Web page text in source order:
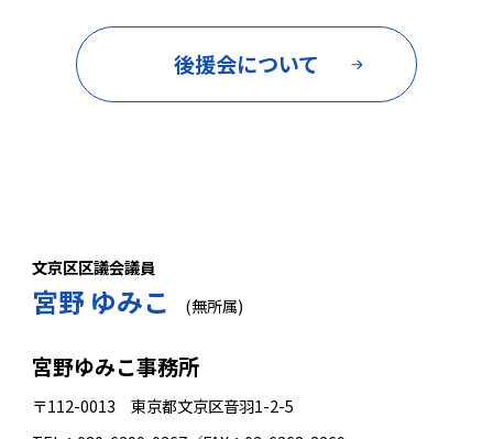
後援会について
文京区区議会議員
宮野 ゆみこ (無所属)
宮野ゆみこ事務所
〒112-0013 東京都文京区音羽1-2-5